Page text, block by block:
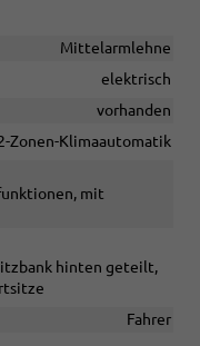
Mittelarmlehne
elektrisch
vorhanden
Zonen-Klimaautomatik
mit
hinten geteilt,
Fahrer